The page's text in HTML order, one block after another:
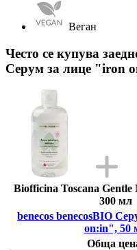
Веган
Често се купува
Серум за лице "iron
Biofficina Toscana
300 мл
benecos benecosBIO
on:in", 50
Обща